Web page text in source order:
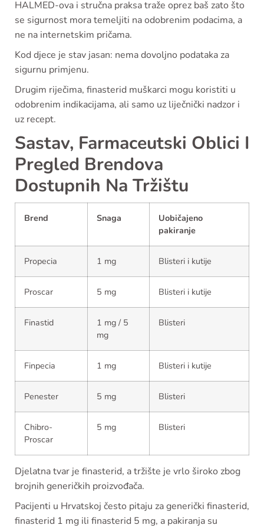
HALMED-ova i stručna praksa traže oprez baš zato što
se sigurnost mora temeljiti na odobrenim podacima, a
ne na internetskim pričama.
Kod djece je stav jasan: nema dovoljno podataka za
sigurnu primjenu.
Drugim riječima, finasterid muškarci mogu koristiti u
odobrenim indikacijama, ali samo uz liječnički nadzor i
uz recept.
Sastav, Farmaceutski Oblici I
Pregled Brendova
Dostupnih Na Tržištu
Brend Snaga
Uobičajeno
pakiranje
Propecia 1 mg Blisteri i kutije
Proscar 5 mg Blisteri i kutije
Finastid
1 mg / 5
mg
Blisteri
Finpecia 1 mg Blisteri i kutije
Penester 5 mg Blisteri
Chibro-
Proscar
5 mg Blisteri
Djelatna tvar je finasterid, a tržište je vrlo široko zbog
brojnih generičkih proizvođača.
Pacijenti u Hrvatskoj često pitaju za generički finasterid,
finasterid 1 mg ili finasterid 5 mg, a pakiranja su